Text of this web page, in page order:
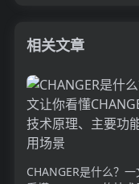
相关文章
CHANGER是什么？